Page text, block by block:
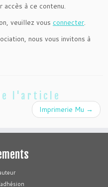
accès à ce contenu.
veuillez vous connecter.
nous vous invitons à
l'article
Imprimerie Mu →